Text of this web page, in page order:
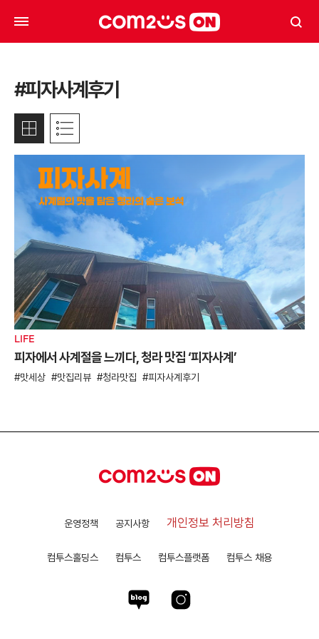
#피자사계후기
LIFE
피자에서 사계절을 느끼다, 청라 맛집 ‘피자사계’
맛세상 맛집리뷰 청라맛집 피자사계후기
운영정책 공지사항 개인정보 처리방침
컴투스홀딩스 컴투스 컴투스플랫폼 컴투스 채용